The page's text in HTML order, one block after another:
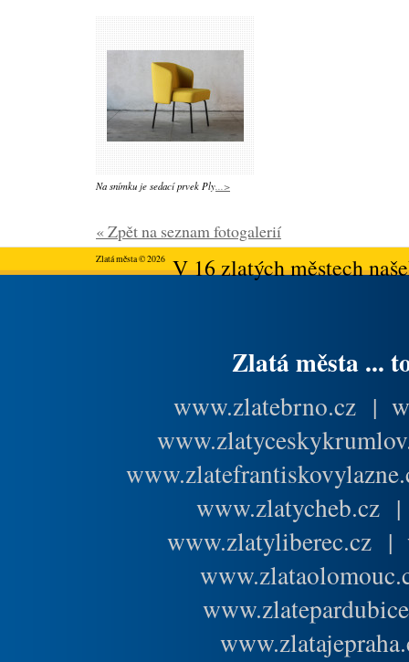
Na snímku je sedací prvek Ply...>
« Zpět na seznam fotogalerií
Zlatá města © 2026V 16 zlatých městech
Zlatá města ...
www.zlatebrno.cz |
www.zlatycheb.cz
www.zlatyliberec.cz |